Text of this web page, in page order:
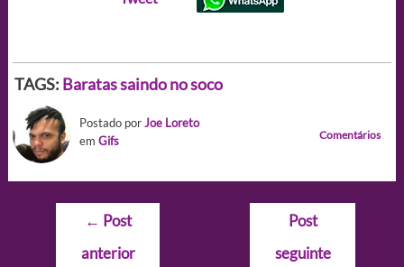
TAGS: Baratas saindo no soco
Postado porJoe Loreto
em Gifs Comentários
Navegação
Post
← Post
anterior
Post
seguinte